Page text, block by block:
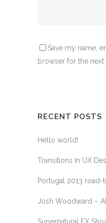
Save my name,
browser for the next
RECENT POSTS
Hello world!
Transitions In UX
Portugal 2013 road-
Josh Woodward –
Supernatural FX